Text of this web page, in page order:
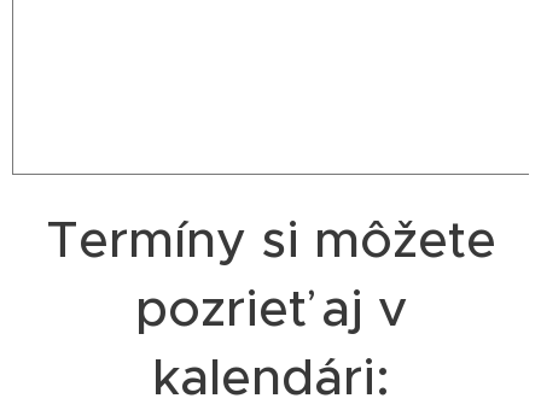
Termíny si môžete
pozrieť aj v
kalendári: